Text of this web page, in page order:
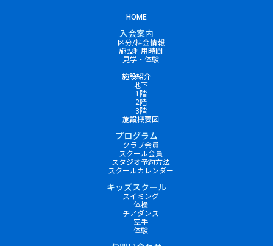
HOME
入会案内
区分/料金情報
施設利用時間
見学・体験
施設紹介
地下
1階
2階
3階
施設概要図
プログラム
クラブ会員
スクール会員
スタジオ予約方法
スクールカレンダー
キッズスクール
スイミング
体操
チアダンス
空手
体験